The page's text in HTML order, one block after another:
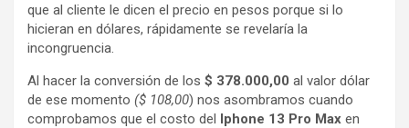
que al cliente le dicen el precio en pesos porque si lo
hicieran en dólares, rápidamente se revelaría la
incongruencia.
Al hacer la conversión de los $ 378.000,00 al valor dólar
de ese momento ($ 108,00) nos asombramos cuando
comprobamos que el costo del Iphone 13 Pro Max en